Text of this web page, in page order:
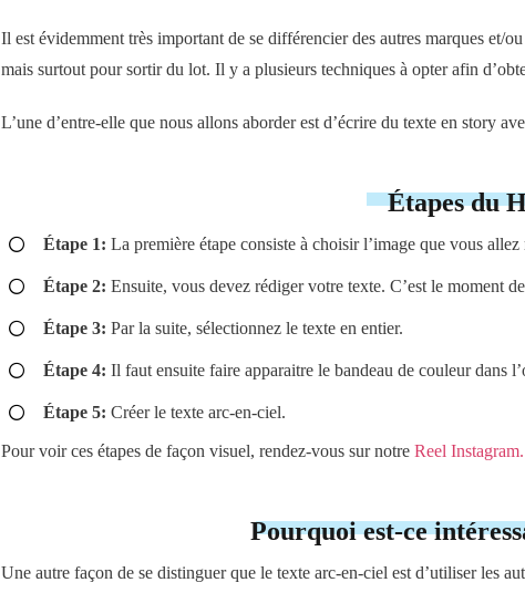
Il est évidemment très important de se différencier des autres marques et/
mais surtout pour sortir du lot. Il y a plusieurs techniques à opter afin
L’une d’entre-elle que nous allons aborder est d’écrire du texte en story
Étapes du
Étape 1:La première étape consiste à choisir l’image que vous
Étape 2:Ensuite, vous devez rédiger votre texte. C’est le moment
Étape 3:Par la suite, sélectionnez le texte en entier.
Étape 4:Il faut ensuite faire apparaitre le bandeau de couleur dans
Étape 5:Créer le texte arc-en-ciel.
Pour voir ces étapes de façon visuel, rendez-vous sur notre Reel Instagram.
Pourquoi est-ce
Une autre façon de se distinguer que le texte arc-en-ciel est d’utiliser les